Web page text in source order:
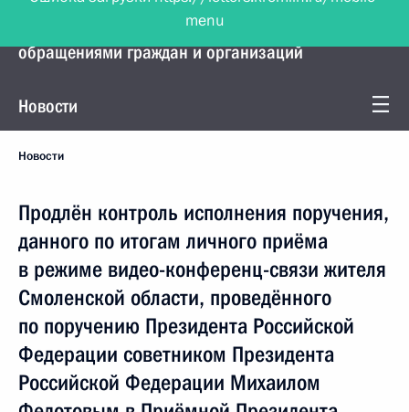
Управление Президента по работе с
обращениями граждан и организаций
Новости
Новости
Продлён контроль исполнения поручения,
данного по итогам личного приёма
в режиме видео-конференц-связи жителя
Смоленской области, проведённого
по поручению Президента Российской
Федерации советником Президента
Российской Федерации Михаилом
menu